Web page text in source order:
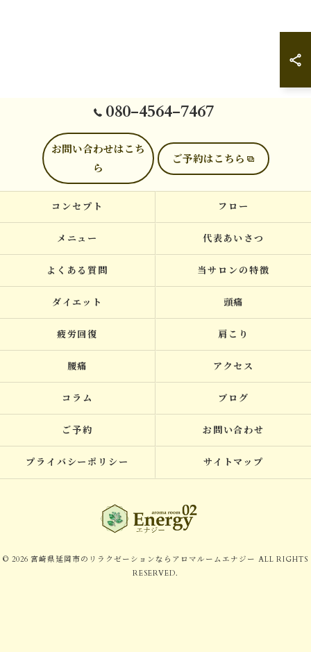
080-4564-7467
お問い合わせはこち
ら
ご予約はこちら
コンセプト フロー
メニュー 代表あいさつ
よくある質問 当サロンの特徴
ダイエット 頭痛
疲労回復 肩こり
腰痛 アクセス
コラム ブログ
ご予約 お問い合わせ
プライバシーポリシー サイトマップ
© 2026 宮崎県延岡市のリラクゼーションならアロマルームエナジー ALL RIGHTS
RESERVED.